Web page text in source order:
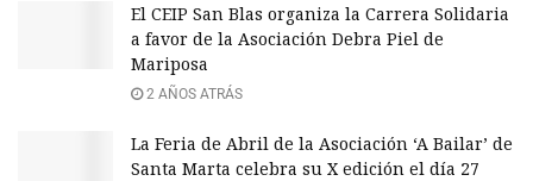
El CEIP San Blas organiza la Carrera Solidaria
a favor de la Asociación Debra Piel de
Mariposa
2 AÑOS ATRÁS
La Feria de Abril de la Asociación ‘A Bailar’ de
Santa Marta celebra su X edición el día 27